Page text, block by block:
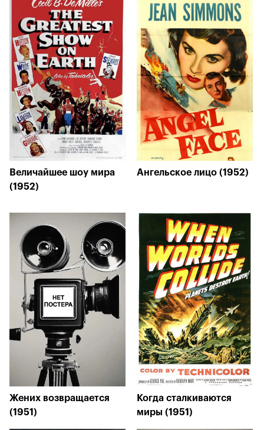
Величайшее шоу мира
(1952)
Ангельское лицо (1952)
Жених возвращается
(1951)
Когда сталкиваются
миры (1951)